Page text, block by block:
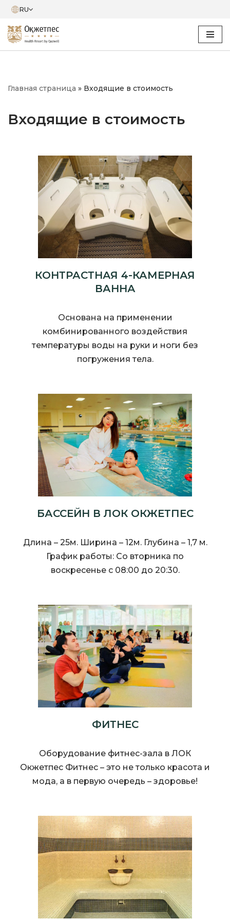
Перейти
к
RU
Главная страница » Входящие в стоимость
Входящие в стоимость
КОНТРАСТНАЯ 4-КАМЕРНАЯ
ВАННА
Основана на применении
комбинированного воздействия
температуры воды на руки и ноги без
погружения тела.
БАССЕЙН В ЛОК ОКЖЕТПЕС
Длина – 25м. Ширина – 12м. Глубина – 1,7 м.
График работы: Со вторника по
воскресенье с 08:00 до 20:30.
ФИТНЕС
Оборудование фитнес-зала в ЛОК
Окжетпес Фитнес – это не только красота и
мода, а в первую очередь – здоровье!